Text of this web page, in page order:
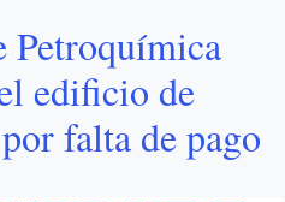
Petroquímica
edificio de
falta de pago